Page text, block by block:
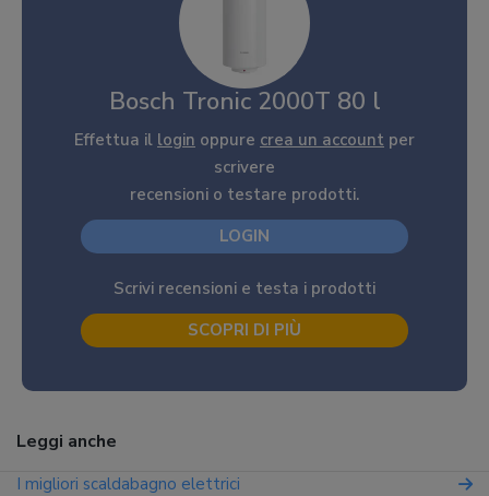
Bosch Tronic 2000T 80 l
Effettua il login oppure crea un account per
scrivere
recensioni o testare prodotti.
LOGIN
Scrivi recensioni e testa i prodotti
SCOPRI DI PIÙ
Leggi anche
I migliori scaldabagno elettrici